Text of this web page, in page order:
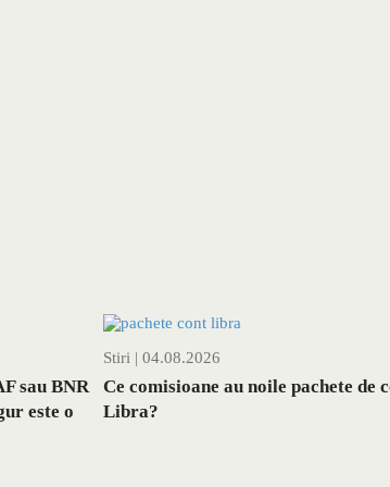
sau BNR
este o
Stiri | 04.08.2026
Ce comisioane au noile pachete de
Libra?